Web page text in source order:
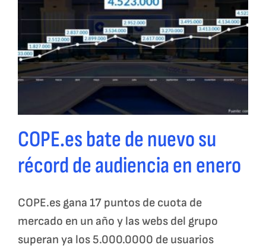
COPE.es bate de nuevo su
récord de audiencia en enero
COPE.es gana 17 puntos de cuota de
mercado en un año y las webs del grupo
superan ya los 5.000.0000 de usuarios